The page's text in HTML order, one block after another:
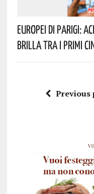
Europei Di Parigi:
Brilla Tra I Primi
Previous